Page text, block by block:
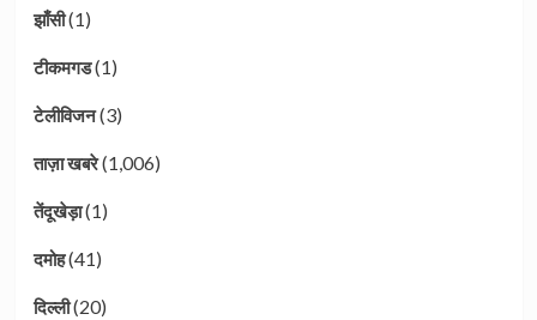
झाँसी(1)
टीकमगड(1)
टेलीविजन(3)
ताज़ा खबरे(1,006)
तेंदूखेड़ा(1)
दमोह(41)
दिल्ली(20)